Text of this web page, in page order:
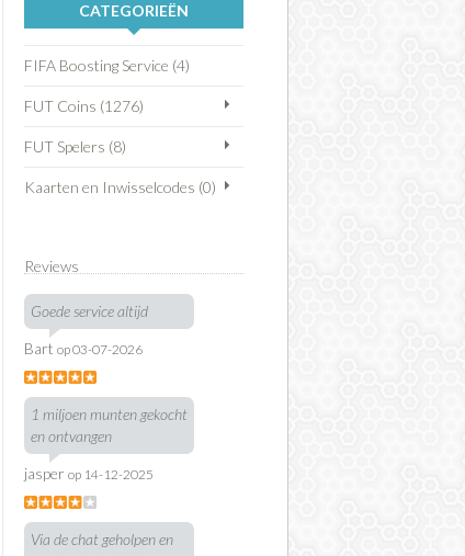
CATEGORIEËN
FIFA Boosting Service (4)
FUT Coins (1276)
FUT Spelers (8)
Kaarten en Inwisselcodes (0)
Reviews
Goede service altijd
Bart op 03-07-2026
1 miljoen munten gekocht
en ontvangen
jasper op 14-12-2025
Via de chat geholpen en